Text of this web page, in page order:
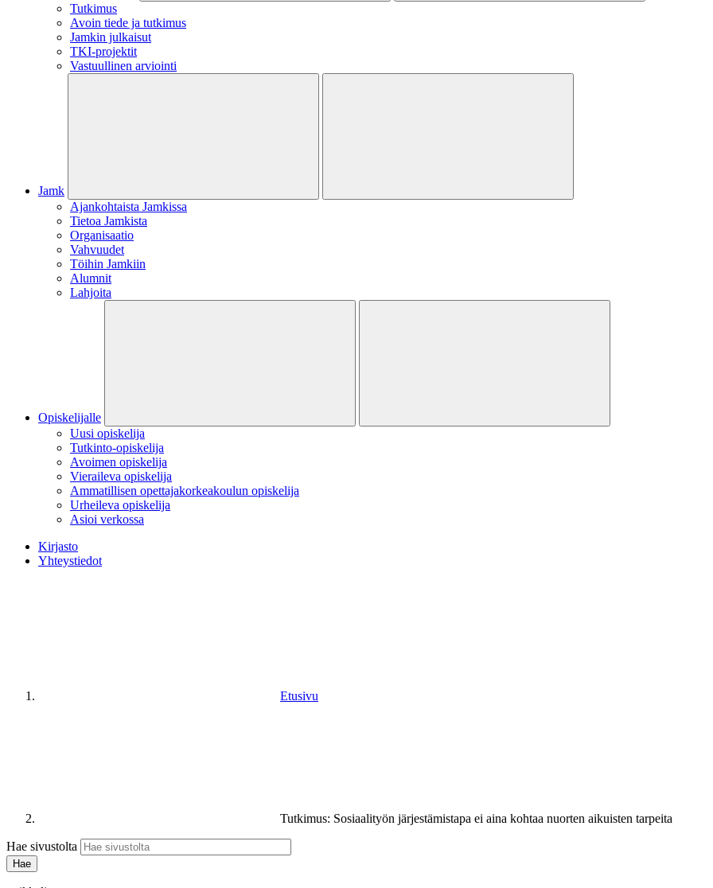
Tutkimus
Avoin tiede ja tutkimus
Jamkin julkaisut
TKI-projektit
Vastuullinen arviointi
Jamk
Ajankohtaista Jamkissa
Tietoa Jamkista
Organisaatio
Vahvuudet
Töihin Jamkiin
Alumnit
Lahjoita
Opiskelijalle
Uusi opiskelija
Tutkinto-opiskelija
Avoimen opiskelija
Vieraileva opiskelija
Ammatillisen opettajakorkeakoulun opiskelija
Urheileva opiskelija
Asioi verkossa
Kirjasto
Yhteystiedot
Etusivu
Tutkimus: Sosiaalityön järjestämistapa ei aina kohtaa nuorten aikuisten tarpeita
Hae sivustolta